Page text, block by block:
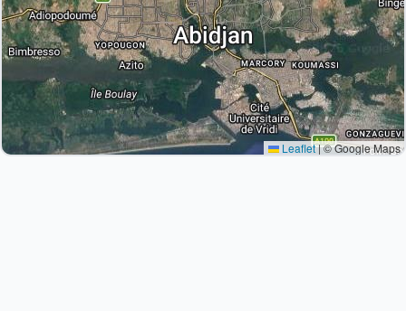
Leaflet|© Google Maps